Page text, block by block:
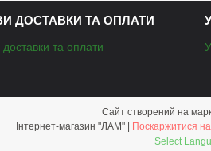
ДОСТАВКИ ТА ОПЛАТИ
та оплати
Сайт створений на
Інтернет-магазин "ЛАМ" | Поскаржитися
Select